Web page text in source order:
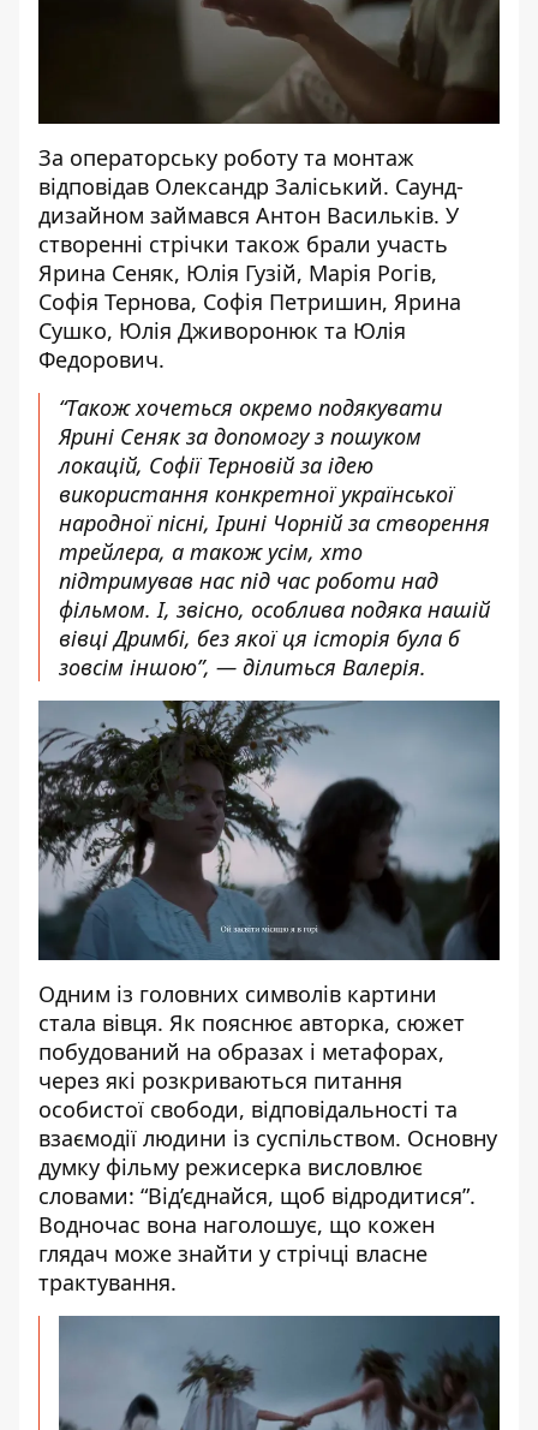
За операторську роботу та монтаж
відповідав Олександр Заліський. Саунд-
дизайном займався Антон Васильків. У
створенні стрічки також брали участь
Ярина Сеняк, Юлія Гузій, Марія Рогів,
Софія Тернова, Софія Петришин, Ярина
Сушко, Юлія Дживоронюк та Юлія
Федорович.
“Також хочеться окремо подякувати
Ярині Сеняк за допомогу з пошуком
локацій, Софії Терновій за ідею
використання конкретної української
народної пісні, Ірині Чорній за створення
трейлера, а також усім, хто
підтримував нас під час роботи над
фільмом. І, звісно, особлива подяка нашій
вівці Дримбі, без якої ця історія була б
зовсім іншою”, — ділиться Валерія.
Одним із головних символів картини
стала вівця. Як пояснює авторка, сюжет
побудований на образах і метафорах,
через які розкриваються питання
особистої свободи, відповідальності та
взаємодії людини із суспільством. Основну
думку фільму режисерка висловлює
словами: “Від’єднайся, щоб відродитися”.
Водночас вона наголошує, що кожен
глядач може знайти у стрічці власне
трактування.